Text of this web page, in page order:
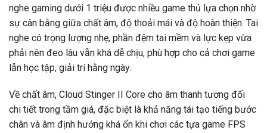
nghe gaming dưới 1 triệu được nhiều game thủ lựa chọn nhờ
sự cân bằng giữa chất âm, độ thoải mái và độ hoàn thiện. Tai
nghe có trọng lượng nhẹ, phần đệm tai mềm và lực kẹp vừa
phải nên đeo lâu vẫn khá dễ chịu, phù hợp cho cả chơi game
lẫn học tập, giải trí hằng ngày.
Về chất âm, Cloud Stinger II Core cho âm thanh tương đối
chi tiết trong tầm giá, đặc biệt là khả năng tái tạo tiếng bước
chân và âm định hướng khá ổn khi chơi các tựa game FPS